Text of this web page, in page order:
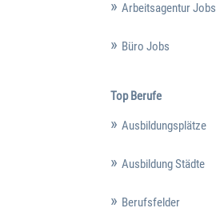
Arbeitsagentur Jobs
Büro Jobs
Top Berufe
Ausbildungsplätze
Ausbildung Städte
Berufsfelder